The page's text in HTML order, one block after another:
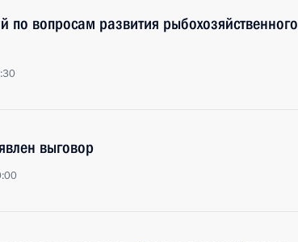
по вопросам развития рыбохозяйственного
выговор